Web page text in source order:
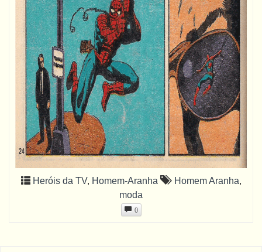
Heróis da TV, Homem-Aranha Homem Aranha,
moda
0